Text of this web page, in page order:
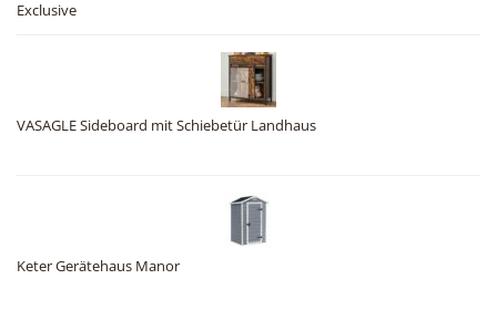
Exclusive
VASAGLE Sideboard mit Schiebetür Landhaus
Keter Gerätehaus Manor